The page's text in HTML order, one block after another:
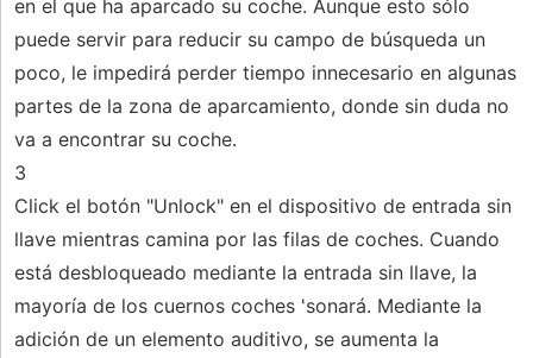
en el que ha aparcado su coche. Aunque esto sólo
puede servir para reducir su campo de búsqueda un
poco, le impedirá perder tiempo innecesario en algunas
partes de la zona de aparcamiento, donde sin duda no
va a encontrar su coche.
3
Click el botón "Unlock" en el dispositivo de entrada sin
llave mientras camina por las filas de coches. Cuando
está desbloqueado mediante la entrada sin llave, la
mayoría de los cuernos coches 'sonará. Mediante la
adición de un elemento auditivo, se aumenta la